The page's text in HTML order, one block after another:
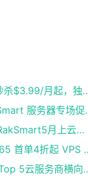
RakSmart盛夏大促，VPS
年中冲量，火
爆款VPS秒杀$1.99/月起！RakSmart5月上云季，新用户再享6.5折，E3服务器买一年送一年！
【春季钜惠】充值送
国外云服务器哪家强